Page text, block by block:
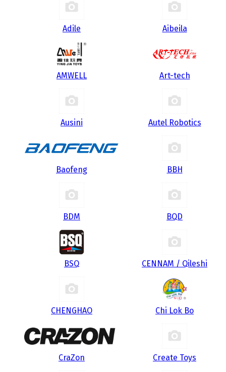
Adile Aibeila
AMWELL Art-tech
Ausini Autel Robotics
Baofeng BBH
BDM BQD
BSQ CENNAM / Qileshi
CHENGHAO Chi Lok Bo
CraZon Create Toys